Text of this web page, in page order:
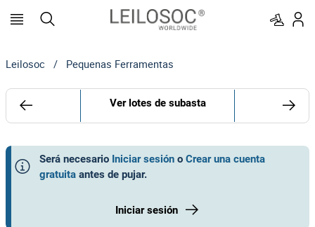
Leilosoc / Pequenas Ferramentas
Ver lotes de subasta
Será necesario Iniciar sesión o Crear una cuenta
gratuita antes de pujar.
Iniciar sesión